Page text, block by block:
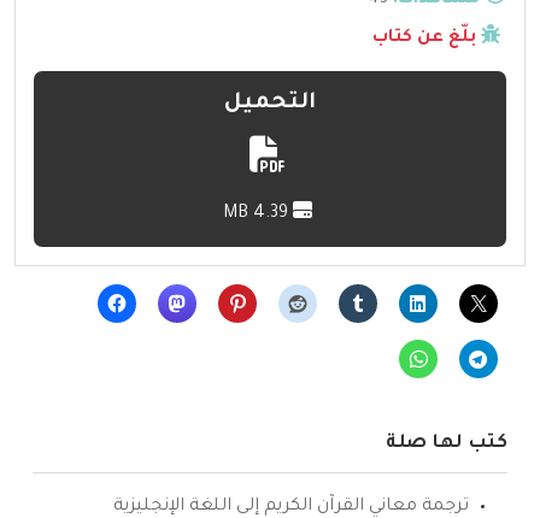
بلّغ عن كتاب
التحميل
كتب لها صلة
ترجمة معاني القرآن الكريم إلى اللغة الإنجليزية